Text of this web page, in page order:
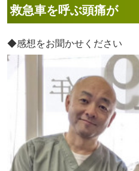
救急車を呼ぶ頭痛が
◆感想をお聞かせください